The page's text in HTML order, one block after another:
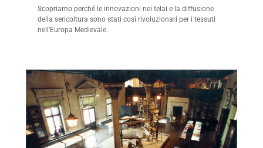
Scopriamo perché le innovazioni nei telai e la diffusione
della sericoltura sono stati così rivoluzionari per i tessuti
nell’Europa Medievale.